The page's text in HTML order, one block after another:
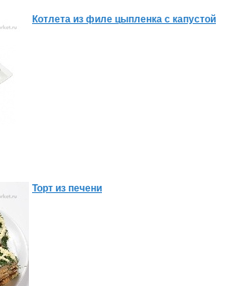
Котлета из филе цыпленка с капустой
Торт из печени